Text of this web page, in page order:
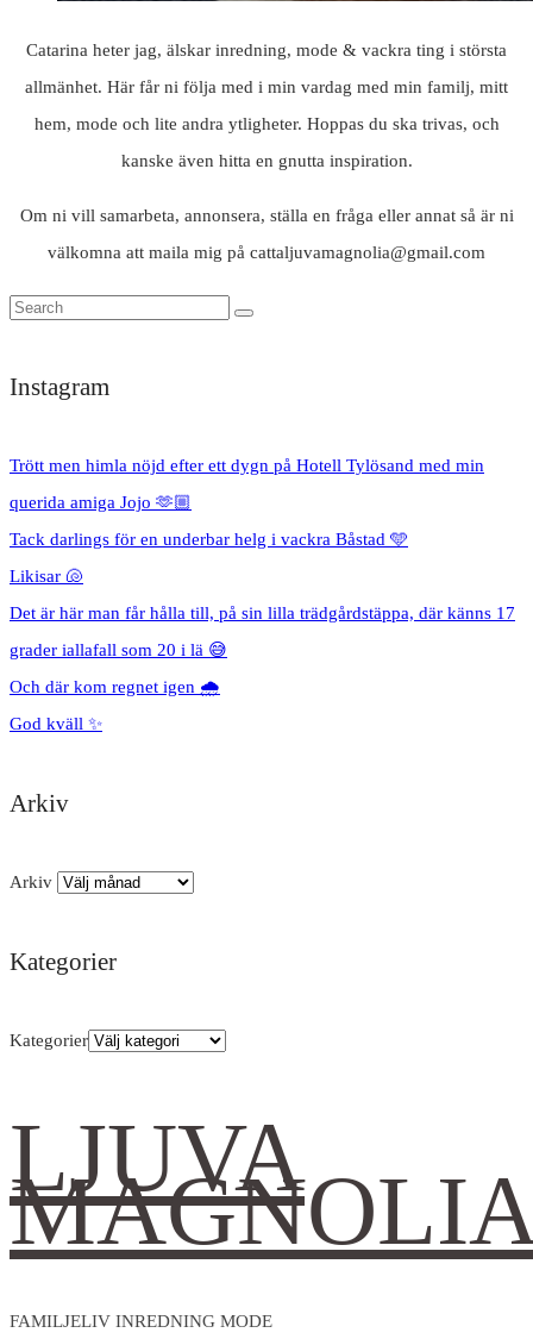
Catarina heter jag, älskar inredning, mode & vackra ting i största
allmänhet. Här får ni följa med i min vardag med min familj, mitt
hem, mode och lite andra ytligheter. Hoppas du ska trivas, och
kanske även hitta en gnutta inspiration.
Om ni vill samarbeta, annonsera, ställa en fråga eller annat så är ni
välkomna att maila mig på cattaljuvamagnolia@gmail.com
Instagram
Trött men himla nöjd efter ett dygn på Hotell Tylösand med min
querida amiga Jojo 🫶🏼
Tack darlings för en underbar helg i vackra Båstad 🩵
Likisar 🐚
Det är här man får hålla till, på sin lilla trädgårdstäppa, där känns 17
grader iallafall som 20 i lä 😅
Och där kom regnet igen 🌧️
God kväll ✨
Arkiv
Arkiv
Kategorier
Kategorier
LJUVA
FAMILJELIV INREDNING MODE